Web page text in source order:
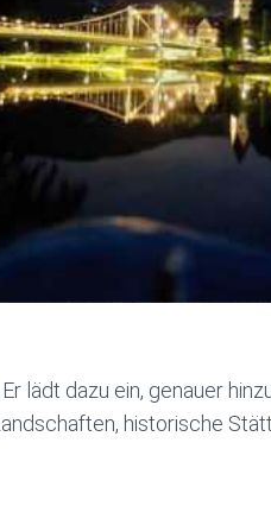
lädt dazu ein, genauer
historische